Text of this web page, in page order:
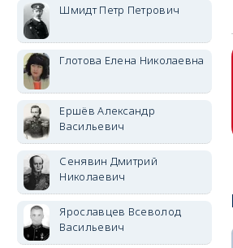
Шмидт Петр Петрович
Глотова Елена Николаевна
Ершёв Александр
Васильевич
Сенявин Дмитрий
Николаевич
Ярославцев Всеволод
Васильевич